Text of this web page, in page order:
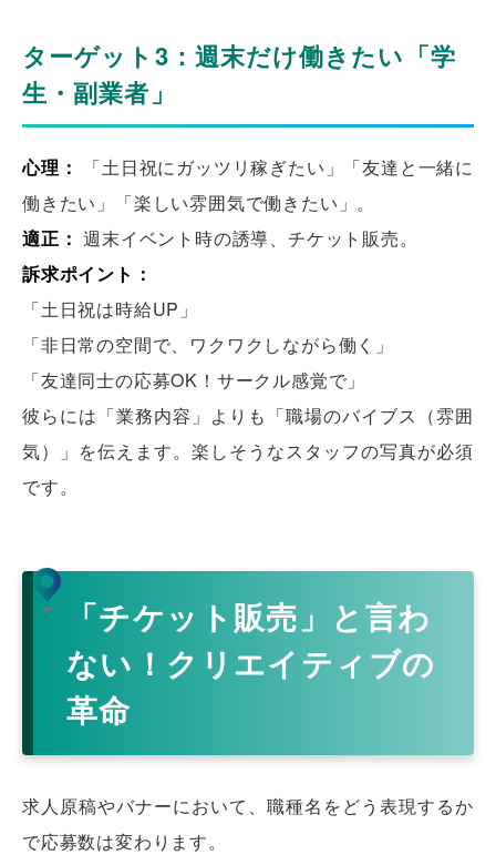
ターゲット3：週末だけ働きたい「学
生・副業者」
心理：
「土日祝にガッツリ稼ぎたい」「友達と一緒に
働きたい」「楽しい雰囲気で働きたい」。
適正： 週末イベント時の誘導、チケット販売。
訴求ポイント：
「土日祝は時給UP」
「非日常の空間で、ワクワクしながら働く」
「友達同士の応募OK！サークル感覚で」
彼らには「業務内容」よりも「職場のバイブス（雰囲
気）」を伝えます。楽しそうなスタッフの写真が必須
です。
「チケット販売」と言わ
ない！クリエイティブの
革命
求人原稿やバナーにおいて、職種名をどう表現するか
で応募数は変わります。